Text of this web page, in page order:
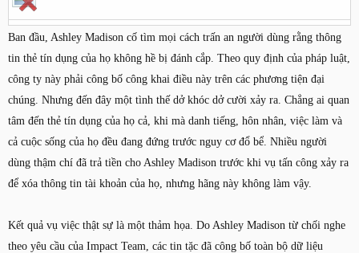
Ban đầu, Ashley Madison cố tìm mọi cách trấn an người dùng rằng thông
tin thẻ tín dụng của họ không hề bị đánh cắp. Theo quy định của pháp luật,
công ty này phải công bố công khai điều này trên các phương tiện đại
chúng. Nhưng đến đây một tình thế dở khóc dở cười xảy ra. Chẳng ai quan
tâm đến thẻ tín dụng của họ cả, khi mà danh tiếng, hôn nhân, việc làm và
cả cuộc sống của họ đều đang đứng trước nguy cơ đổ bể. Nhiều người
dùng thậm chí đã trả tiền cho Ashley Madison trước khi vụ tấn công xảy ra
để xóa thông tin tài khoản của họ, nhưng hãng này không làm vậy.
Kết quả vụ việc thật sự là một thảm họa. Do Ashley Madison từ chối nghe
theo yêu cầu của Impact Team, các tin tặc đã công bố toàn bộ dữ liệu